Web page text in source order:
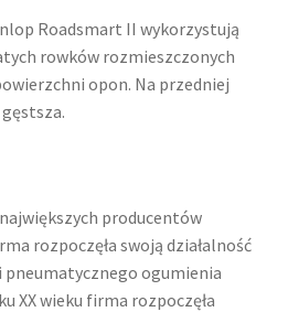
Roadsmart II wykorzystują
rowków rozmieszczonych
opon. Na przedniej
producentów
rozpoczęła swoją działalność
pneumatycznego ogumienia
XX wieku firma rozpoczęła